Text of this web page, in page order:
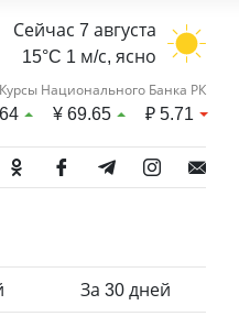
Сейчас 7 августа
15°C 1 м/с, ясно
Курсы Национального Банка РК
¥69.65 ₽5.71
За 30 дней